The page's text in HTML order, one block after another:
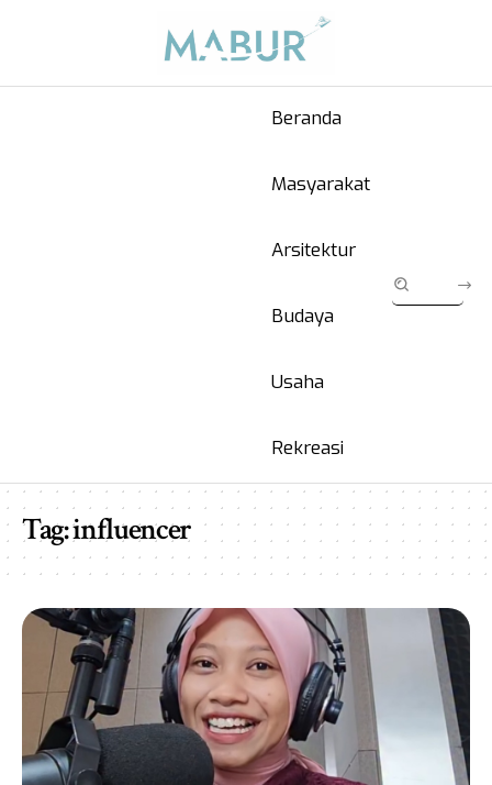
Beranda
Masyarakat
Arsitektur
Budaya
Usaha
Rekreasi
Tag:influencer